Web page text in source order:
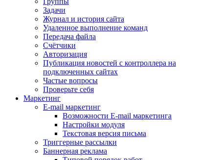
Задачи
Журнал и история сайта
Удаленное выполнение команд
Передача файла
Счётчики
Авторизация
Публикация новостей с контроллера на
подключенных сайтах
Частые вопросы
Проверьте себя
Маркетинг
E-mail маркетинг
Возможности E-mail маркетинга
Настройки модуля
Текстовая версия письма
Триггерные рассылки
Баннерная реклама